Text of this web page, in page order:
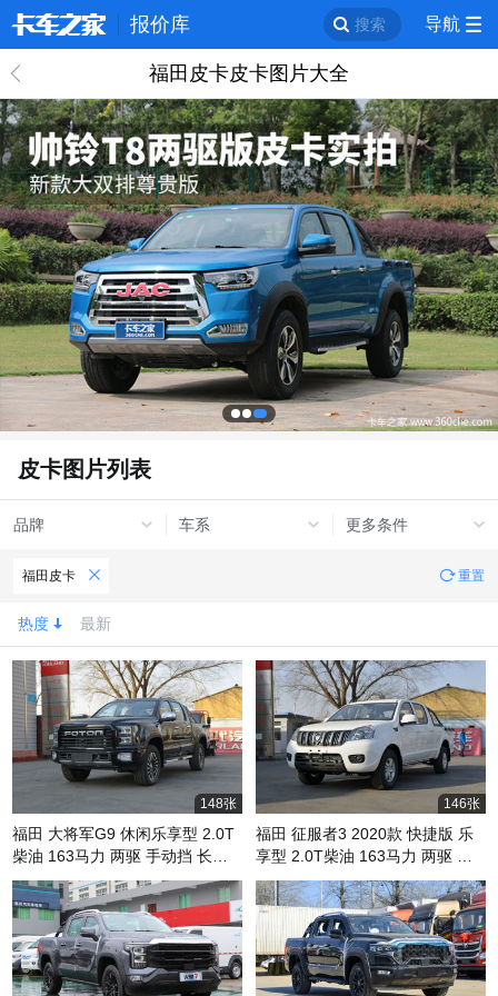
报价库 搜索 导航
回 福田皮卡皮卡图片大全
皮卡图片列表
品牌 车系 更多条件
福田皮卡 重置
热度 最新
148张
福田 大将军G9 休闲乐享型 2.0T
柴油 163马力 两驱 手动挡 长箱
双排皮卡(国六)
146张
福田 征服者3 2020款 快捷版 乐
享型 2.0T柴油 163马力 两驱 长
箱双排皮卡(国六)